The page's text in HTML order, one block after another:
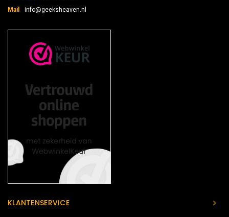
Mail
info@geeksheaven.nl
KLANTENSERVICE